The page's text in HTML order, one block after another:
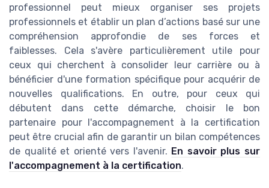
professionnel peut mieux organiser ses projets
professionnels et établir un plan d’actions basé sur une
compréhension approfondie de ses forces et
faiblesses. Cela s'avère particulièrement utile pour
ceux qui cherchent à consolider leur carrière ou à
bénéficier d'une formation spécifique pour acquérir de
nouvelles qualifications. En outre, pour ceux qui
débutent dans cette démarche, choisir le bon
partenaire pour l'accompagnement à la certification
peut être crucial afin de garantir un bilan compétences
de qualité et orienté vers l'avenir. En savoir plus sur
l'accompagnement à la certification.